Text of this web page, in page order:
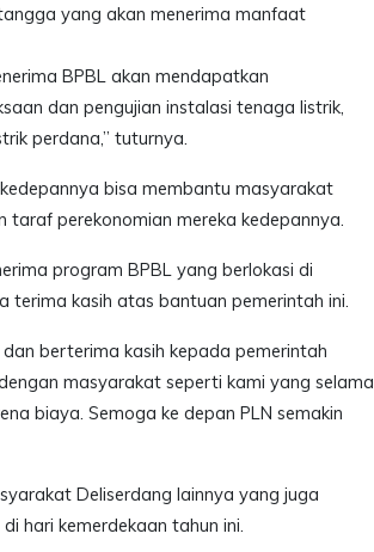
yang akan menerima manfaat
BPBL akan mendapatkan
dan pengujian instalasi tenaga listrik,
perdana,” tuturnya.
bisa membantu masyarakat
perekonomian mereka kedepannya.
program BPBL yang berlokasi di
terima kasih atas bantuan pemerintah ini.
berterima kasih kepada pemerintah
masyarakat seperti kami yang selama
biaya. Semoga ke depan PLN semakin
Deliserdang lainnya yang juga
hari kemerdekaan tahun ini.